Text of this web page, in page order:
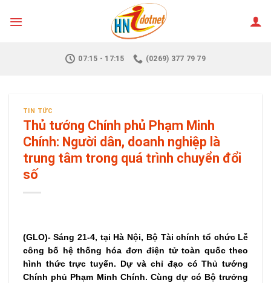
07:15 - 17:15 (0269) 377 79 79
TIN TỨC
Thủ tướng Chính phủ Phạm Minh
Chính: Người dân, doanh nghiệp là
trung tâm trong quá trình chuyển đổi
số
(GLO)- Sáng 21-4, tại Hà Nội, Bộ Tài chính tổ chức Lễ
công bố hệ thống hóa đơn điện tử toàn quốc theo
hình thức trực tuyến. Dự và chỉ đạo có Thủ tướng
Chính phủ Phạm Minh Chính. Cùng dự có Bộ trưởng